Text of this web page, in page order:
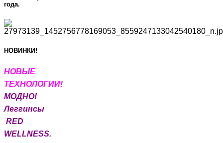
года.
НОВИНКИ!
НОВЫЕ
ТЕХНОЛОГИИ!
МОДНО!
Леггинсы
RED
WELLNESS.